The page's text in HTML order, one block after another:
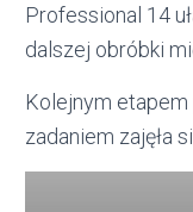
Professional 14
dalszej obróbki
Kolejnym
zadaniem zajęła